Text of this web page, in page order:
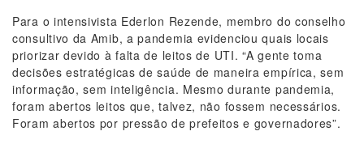
Para o intensivista Ederlon Rezende, membro do conselho
consultivo da Amib, a pandemia evidenciou quais locais
priorizar devido à falta de leitos de UTI. “A gente toma
decisões estratégicas de saúde de maneira empírica, sem
informação, sem inteligência. Mesmo durante pandemia,
foram abertos leitos que, talvez, não fossem necessários.
Foram abertos por pressão de prefeitos e governadores”.